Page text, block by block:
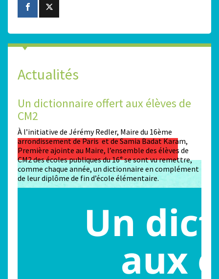
Actualités
Un dictionnaire offert aux élèves de
CM2
À l’initiative de Jérémy Redler, Maire du 16ème
arrondissement de Paris et de Samia Badat Karam,
Première ajointe au Maire, l’ensemble des élèves de
CM2 des écoles publiques du 16ᵉ se sont vu remettre,
comme chaque année, un dictionnaire en complément
de leur diplôme de fin d’école élémentaire.